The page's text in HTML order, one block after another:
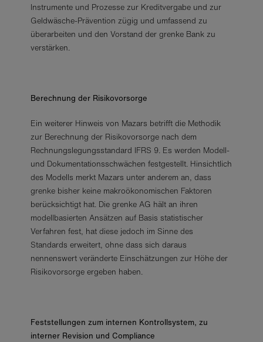
Instrumente und Prozesse zur Kreditvergabe und zur
Geldwäsche-Prävention zügig und umfassend zu
überarbeiten und den Vorstand der grenke Bank zu
verstärken.
Berechnung der Risikovorsorge
Ein weiterer Hinweis von Mazars betrifft die Methodik
zur Berechnung der Risikovorsorge nach dem
Rechnungslegungsstandard IFRS 9. Es werden Modell-
und Dokumentationsschwächen festgestellt. Hinsichtlich
des Modells merkt Mazars unter anderem an, dass
grenke bisher keine makroökonomischen Faktoren
berücksichtigt hat. Die grenke AG hält an ihren
modellbasierten Ansätzen auf Basis statistischer
Verfahren fest, hat diese jedoch im Sinne des
Standards erweitert, ohne dass sich daraus
nennenswert veränderte Einschätzungen zur Höhe der
Risikovorsorge ergeben haben.
Feststellungen zum internen Kontrollsystem, zu
interner Revision und Compliance